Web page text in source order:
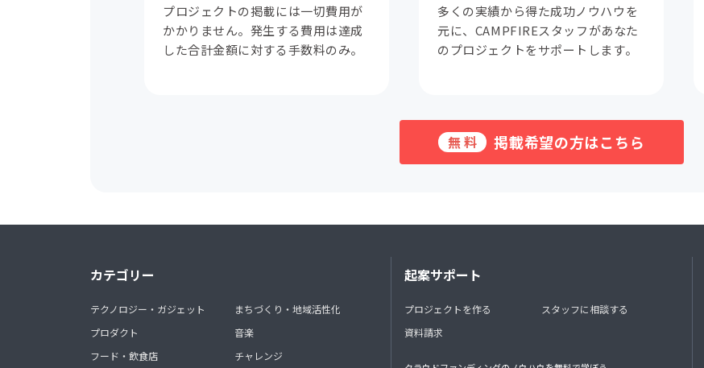
プロジェクトの掲載には一切費用が
かかりません。発生する費用は達成
した合計金額に対する手数料のみ。
多くの実績から得た成功ノウハウを
元に、CAMPFIREスタッフがあなた
のプロジェクトをサポートします。
無料 掲載希望の方はこちら
カテゴリー
テクノロジー・ガジェット
プロダクト
フード・飲食店
まちづくり・地域活性化
音楽
チャレンジ
起案サポート
プロジェクトを作る
資料請求
スタッフに相談する